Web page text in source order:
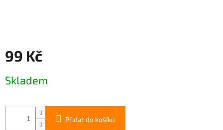
99 Kč
cena:
Skladem
Přidat do košíku